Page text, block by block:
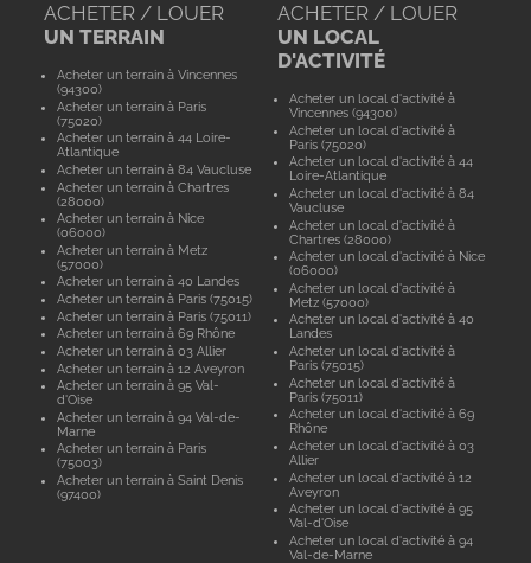
ACHETER / LOUER
UN TERRAIN
Acheter un terrain à Vincennes
(94300)
Acheter un terrain à Paris
(75020)
Acheter un terrain à 44 Loire-
Atlantique
Acheter un terrain à 84 Vaucluse
Acheter un terrain à Chartres
(28000)
Acheter un terrain à Nice
(06000)
Acheter un terrain à Metz
(57000)
Acheter un terrain à 40 Landes
Acheter un terrain à Paris (75015)
Acheter un terrain à Paris (75011)
Acheter un terrain à 69 Rhône
Acheter un terrain à 03 Allier
Acheter un terrain à 12 Aveyron
Acheter un terrain à 95 Val-
d'Oise
Acheter un terrain à 94 Val-de-
Marne
Acheter un terrain à Paris
(75003)
Acheter un terrain à Saint Denis
(97400)
ACHETER / LOUER
UN LOCAL
D'ACTIVITÉ
Acheter un local d'activité à
Vincennes (94300)
Acheter un local d'activité à
Paris (75020)
Acheter un local d'activité à 44
Loire-Atlantique
Acheter un local d'activité à 84
Vaucluse
Acheter un local d'activité à
Chartres (28000)
Acheter un local d'activité à Nice
(06000)
Acheter un local d'activité à
Metz (57000)
Acheter un local d'activité à 40
Landes
Acheter un local d'activité à
Paris (75015)
Acheter un local d'activité à
Paris (75011)
Acheter un local d'activité à 69
Rhône
Acheter un local d'activité à 03
Allier
Acheter un local d'activité à 12
Aveyron
Acheter un local d'activité à 95
Val-d'Oise
Acheter un local d'activité à 94
Val-de-Marne